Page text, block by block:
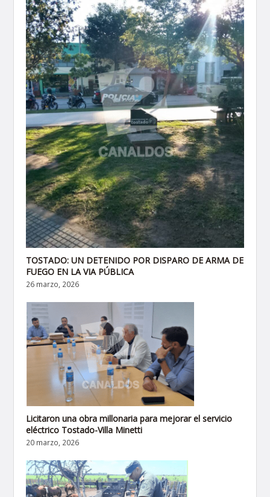
TOSTADO: UN DETENIDO POR DISPARO DE ARMA DE
FUEGO EN LA VIA PÚBLICA
26 marzo, 2026
Licitaron una obra millonaria para mejorar el servicio
eléctrico Tostado-Villa Minetti
20 marzo, 2026